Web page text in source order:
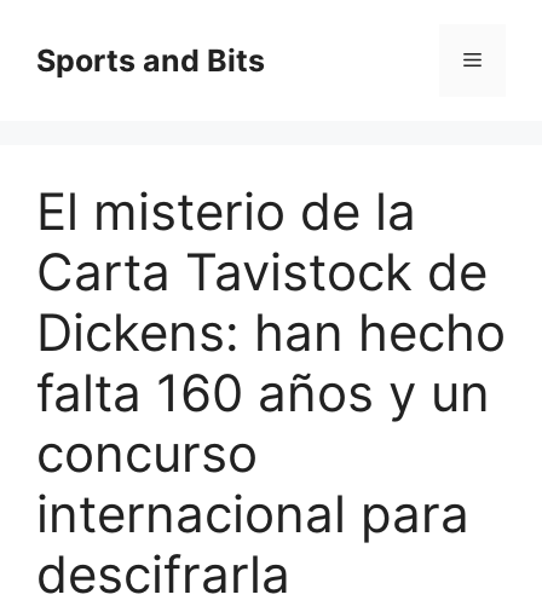
contenido
Sports and Bits Menú
El misterio de la
Carta Tavistock de
Dickens: han hecho
falta 160 años y un
concurso
internacional para
descifrarla